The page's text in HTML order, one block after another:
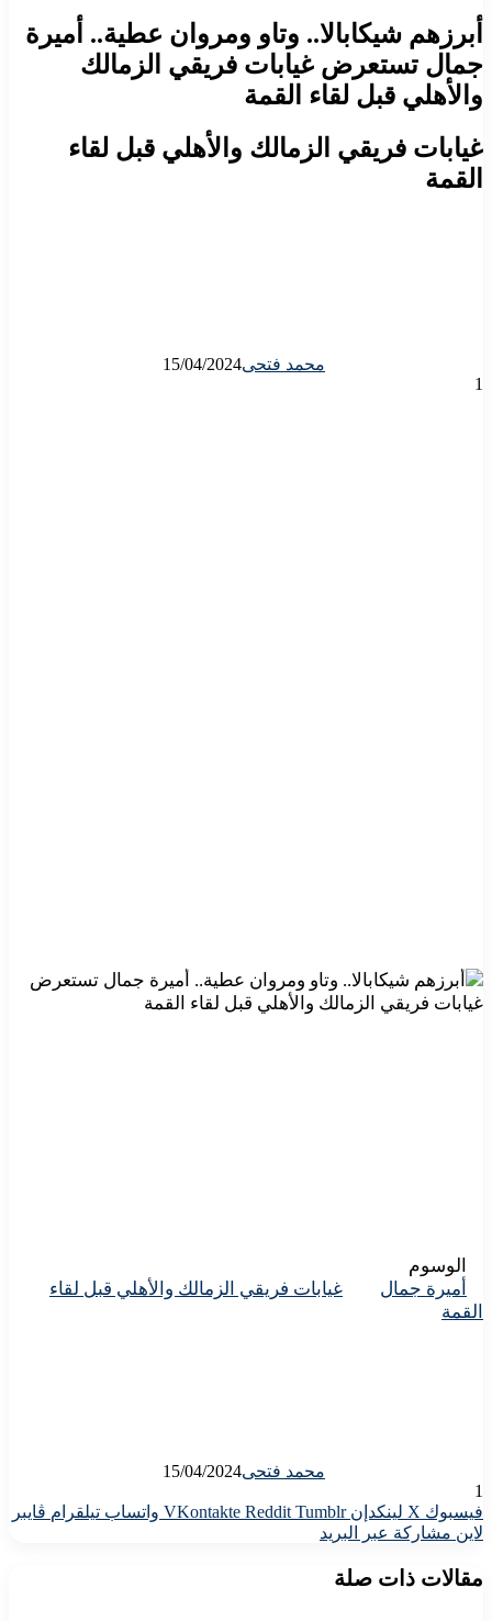
أبرزهم شيكابالا.. وتاو ومروان عطية.. أميرة
جمال تستعرض غيابات فريقي الزمالك
والأهلي قبل لقاء القمة
غيابات فريقي الزمالك والأهلي قبل لقاء
القمة
محمد فتحى15/04/2024
1
الوسوم
أميرة جمال
غيابات فريقي الزمالك والأهلي قبل لقاء
القمة
محمد فتحى15/04/2024
1
فيسبوك X لينكدإن واتساب تيلقرام ڤايبر
لاين مشاركة عبر البريد
مقالات ذات صلة